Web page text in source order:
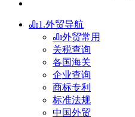
1.外贸导航
外贸常用
关税查询
各国海关
企业查询
商标专利
标准法规
中国外贸